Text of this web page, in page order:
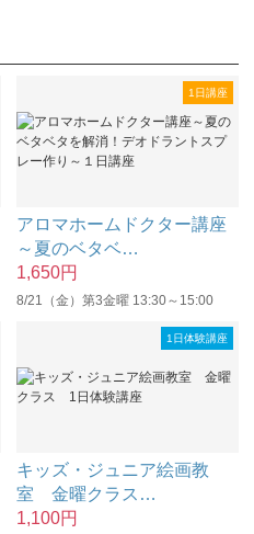
1日講座
アロマホームドクター講座
～夏のベタベ…
1,650円
8/21（金）第3金曜 13:30～15:00
1日体験講座
キッズ・ジュニア絵画教
室 金曜クラス …
1,100円